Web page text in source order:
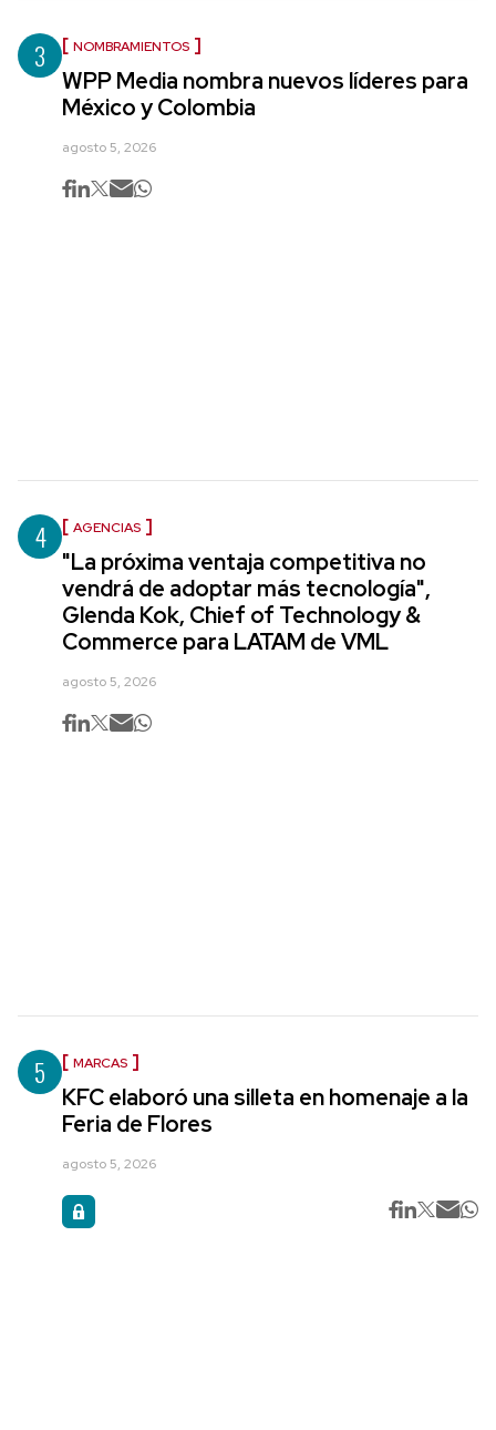
3 NOMBRAMIENTOS
WPP Media nombra nuevos líderes para
México y Colombia
agosto 5, 2026
4 AGENCIAS
"La próxima ventaja competitiva no
vendrá de adoptar más tecnología",
Glenda Kok, Chief of Technology &
Commerce para LATAM de VML
agosto 5, 2026
5 MARCAS
KFC elaboró una silleta en homenaje a la
Feria de Flores
agosto 5, 2026